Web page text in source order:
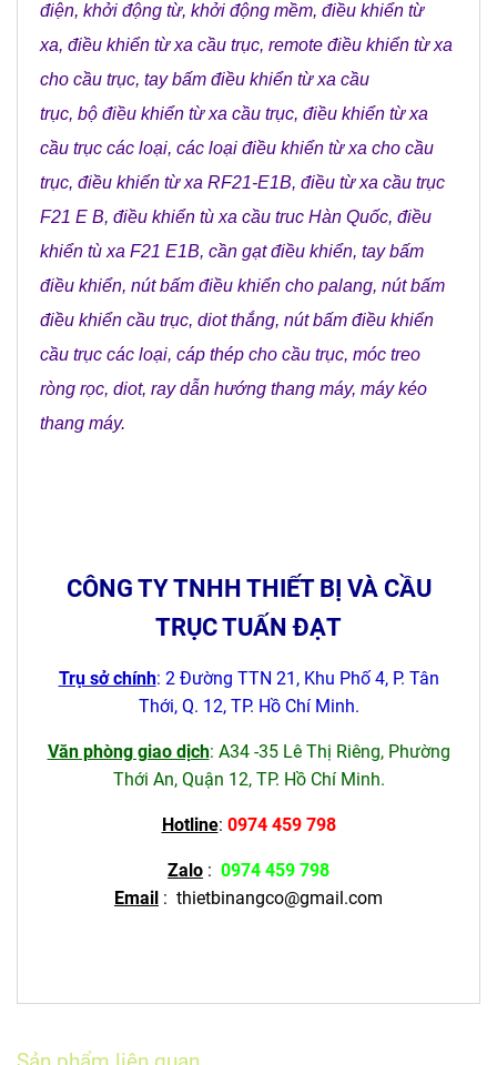
điện, khởi động từ, khởi động mềm, điều khiển từ
xa, điều khiển từ xa cầu trục, remote điều khiển từ xa
cho cầu trục, tay bấm điều khiển từ xa cầu
trục, bộ điều khiển từ xa cầu trục, điều khiển từ xa
cầu trục các loại, các loại điều khiển từ xa cho cầu
trục, điều khiển từ xa RF21-E1B, điều từ xa cầu trục
F21 E B, điều khiển tù xa cầu truc Hàn Quốc, điều
khiển tù xa F21 E1B, cần gạt điều khiển, tay bấm
điều khiển, nút bấm điều khiển cho palang, nút bấm
điều khiển cầu trục, diot thắng, nút bấm điều khiển
cầu trục các loại, cáp thép cho cầu trục, móc treo
ròng rọc, diot, ray dẫn hướng thang máy, máy kéo
thang máy.
CÔNG TY TNHH THIẾT BỊ VÀ CẦU
TRỤC TUẤN ĐẠT
Trụ sở chính: 2 Đường TTN 21, Khu Phố 4, P. Tân
Thới, Q. 12, TP. Hồ Chí Minh.
Văn phòng giao dịch: A34 -35 Lê Thị Riêng, Phường
Thới An, Quận 12, TP. Hồ Chí Minh.
Hotline: 0974 459 798
Zalo : 0974 459 798
Email : thietbinangco@gmail.com